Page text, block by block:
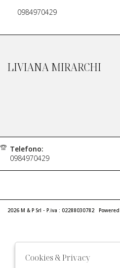
0984970429
LIVIANA MIRARCHI
Telefono:
0984970429
2026 M & P Srl - P.iva : 02288030782
Cookies & Privacy